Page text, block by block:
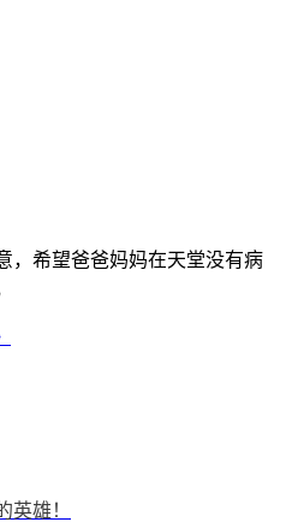
，希望爸爸妈妈在天堂没有病
英雄！